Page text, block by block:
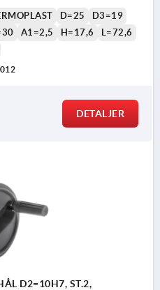
D=25
D3=19
A1=2,5 H=17,6
L=72,6
DETALJER
D2=10H7, ST.2,